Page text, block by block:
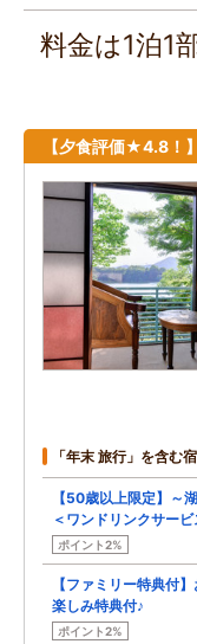
料金は1泊1
【夕食評価★4.8！
「年末 旅行」を含む
【50歳以上限定】～
＜ワンドリンクサー
ポイント2%
【ファミリー特典付
楽しみ特典付♪
ポイント2%